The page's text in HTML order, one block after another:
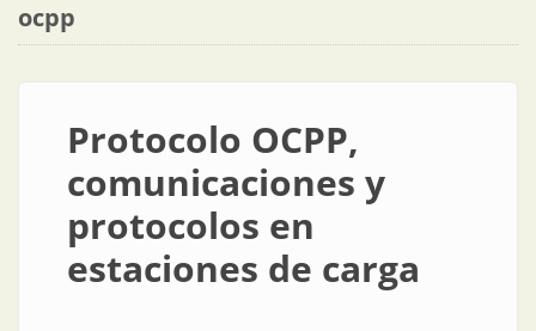
ocpp
Protocolo OCPP,
comunicaciones y
protocolos en
estaciones de carga